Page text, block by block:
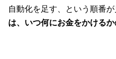
自動化を足す、という順番が
は、いつ何にお金をかける